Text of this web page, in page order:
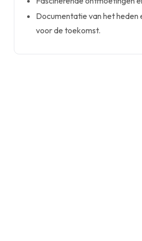
Documentatie van het heden
voor de toekomst.